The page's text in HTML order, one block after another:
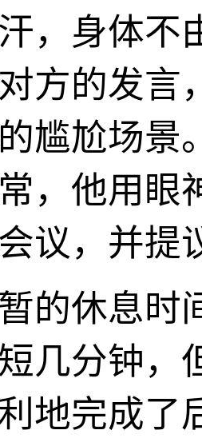
，身体不
方的发言
尴尬场景
，他用眼
议，并提
的休息时
几分钟，
地完成了